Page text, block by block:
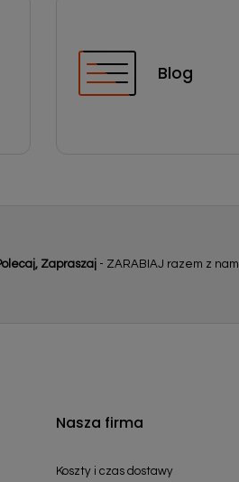
Blog
Zapraszaj - ZARABIAJ razem z
Nasza firma
Koszty i czas dostawy